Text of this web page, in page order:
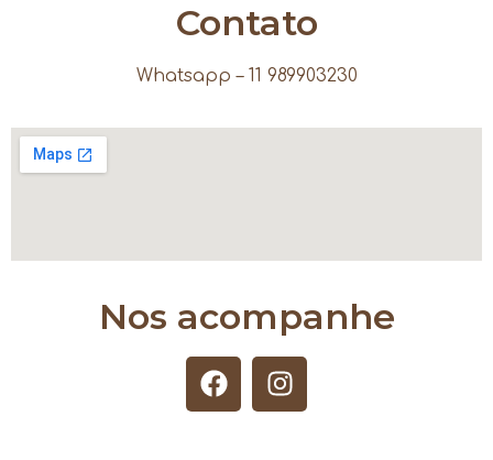
Contato
Whatsapp – 11 989903230
Nos acompanhe